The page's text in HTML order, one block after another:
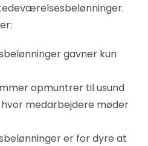
gavner kun
opmuntrer til usund
medarbejdere møder
er for dyre at